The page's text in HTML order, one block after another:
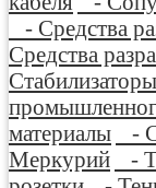
- Средства
Средства
материалы
-
Меркурий
-